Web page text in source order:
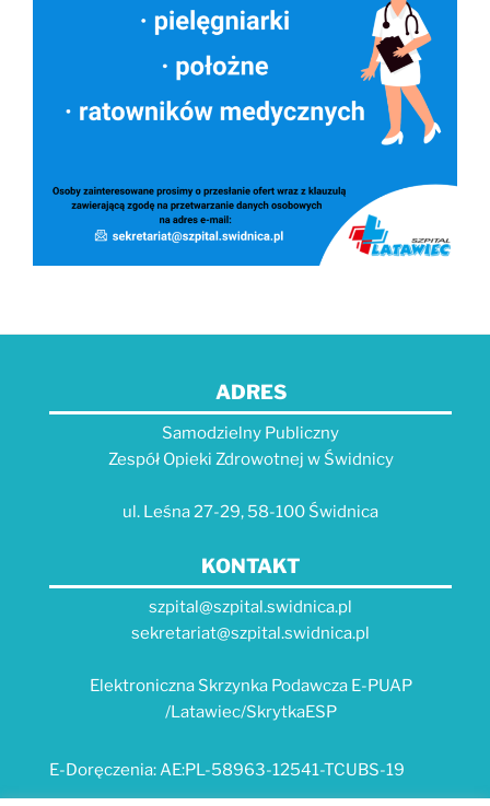
ADRES
Samodzielny Publiczny
Zespół Opieki Zdrowotnej w Świdnicy
ul. Leśna 27-29, 58-100 Świdnica
KONTAKT
szpital@szpital.swidnica.pl
sekretariat@szpital.swidnica.pl
Elektroniczna Skrzynka Podawcza E-PUAP
/Latawiec/SkrytkaESP
E-Doręczenia: AE:PL-58963-12541-TCUBS-19